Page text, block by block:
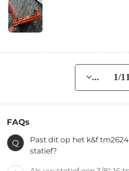
... 1/11
FAQs
Q
Past dit op het k&f
statief?